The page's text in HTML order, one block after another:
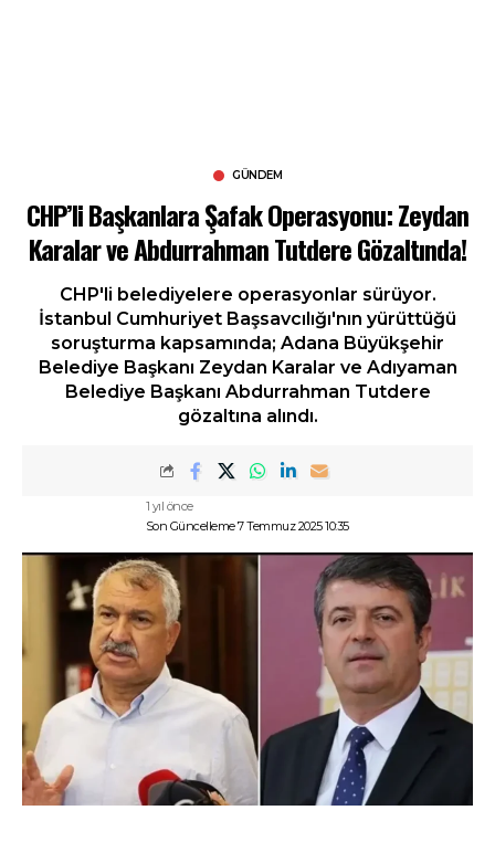
GÜNDEM
CHP’li Başkanlara Şafak Operasyonu: Zeydan
Karalar ve Abdurrahman Tutdere Gözaltında!
CHP'li belediyelere operasyonlar sürüyor.
İstanbul Cumhuriyet Başsavcılığı'nın yürüttüğü
soruşturma kapsamında; Adana Büyükşehir
Belediye Başkanı Zeydan Karalar ve Adıyaman
Belediye Başkanı Abdurrahman Tutdere
gözaltına alındı.
Son Güncelleme 7 Temmuz 2025 10:35
1 yıl önce